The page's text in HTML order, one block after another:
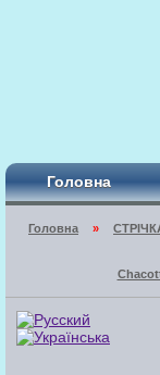
Головна
Головна »